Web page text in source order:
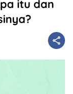
itu dan